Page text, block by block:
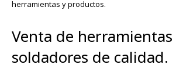
herramientas y productos.
Venta de
soldadores de calidad.